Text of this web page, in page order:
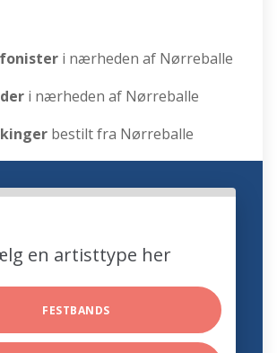
i nærheden af Nørreballe
i nærheden af Nørreballe
bestilt fra Nørreballe
en artisttype her
FESTBANDS